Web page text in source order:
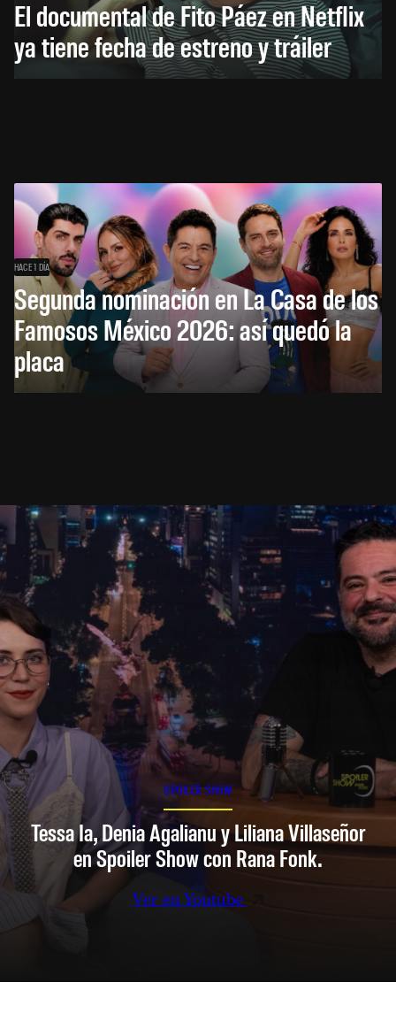
El documental de Fito Páez en Netflix
ya tiene fecha de estreno y tráiler
HACE 1 DÍA
Segunda nominación en La Casa de los
Famosos México 2026: así quedó la
placa
SPOILER SHOW
Tessa Ia, Denia Agalianu y Liliana Villaseñor
en Spoiler Show con Rana Fonk.
Ver en Youtube